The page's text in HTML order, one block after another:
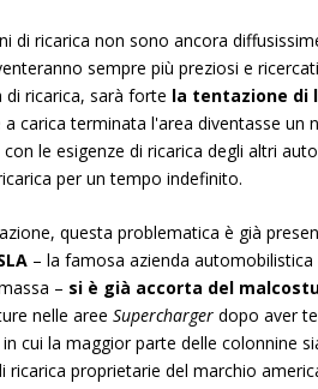
di ricarica non sono ancora
sempre più preziosi e
ricarica, sarà forte la tentazione di
a carica terminata l'area diventasse un
le esigenze di ricarica degli altri
per un tempo indefinito.
questa problematica è già
– la famosa azienda
– si è già accorta del
nelle areeSupercharger dopo aver
cui la maggior parte delle colonnine
ricarica proprietarie del marchio